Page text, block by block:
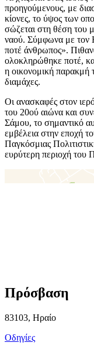
προηγούμενους, με
κίονες, το ύψος των
σώζεται στη θέση του
ναού. Σύμφωνα με τον
ποτέ άνθρωπος».
ολοκληρώθηκε ποτέ,
η οικονομική παρακμή
διαμάχες.
Οι ανασκαφές στον
του 20ού αιώνα και
Σάμου, το σημαντικό
εμβέλεια στην εποχή
Παγκόσμιας
ευρύτερη περιοχή του
Πρόσβαση
83103, Ηραίο
Οδηγίες